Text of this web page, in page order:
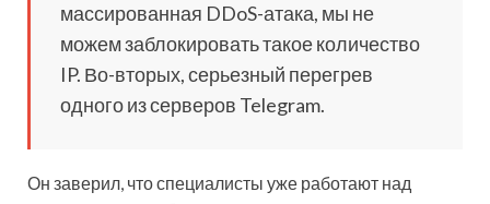
массированная DDoS-атака, мы не
можем заблокировать такое количество
IP. Во-вторых, серьезный перегрев
одного из серверов Telegram.
Он заверил, что специалисты уже работают над